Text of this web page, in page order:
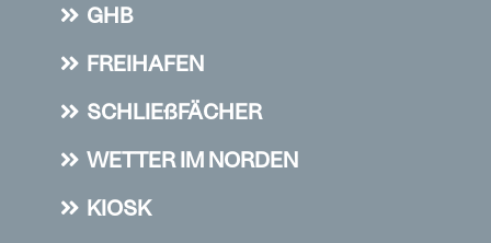
GHB
FREIHAFEN
SCHLIEßFÄCHER
WETTER IM NORDEN
KIOSK